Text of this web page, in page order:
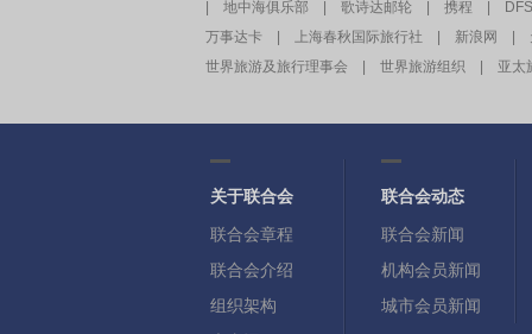
地中海俱乐部 歌诗达邮轮 携程
万事达卡
上海春秋国际旅行社 新浪网
世界旅游及旅行理事会
世界旅游组织 亚太
关于联合会
联合会章程
联合会介绍
组织架构
联合会动态
联合会新闻
机构会员新闻
城市会员新闻